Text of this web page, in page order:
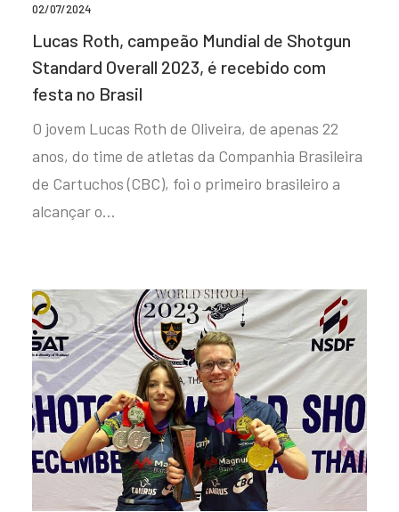
02/07/2024
Lucas Roth, campeão Mundial de Shotgun
Standard Overall 2023, é recebido com
festa no Brasil
O jovem Lucas Roth de Oliveira, de apenas 22
anos, do time de atletas da Companhia Brasileira
de Cartuchos (CBC), foi o primeiro brasileiro a
alcançar o…